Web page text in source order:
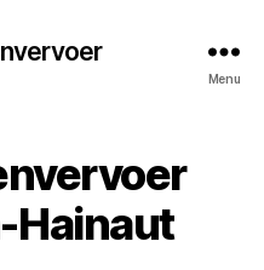
Menu
Hainaut